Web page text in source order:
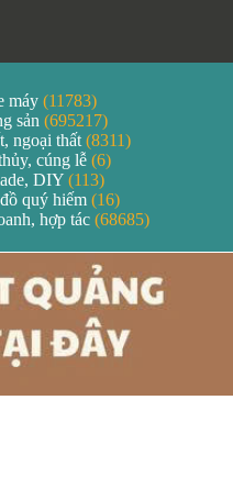
máy (11783)
sản (695217)
ngoại thất (8311)
cúng lễ (6)
DIY (113)
quý hiếm (16)
hợp tác (68685)